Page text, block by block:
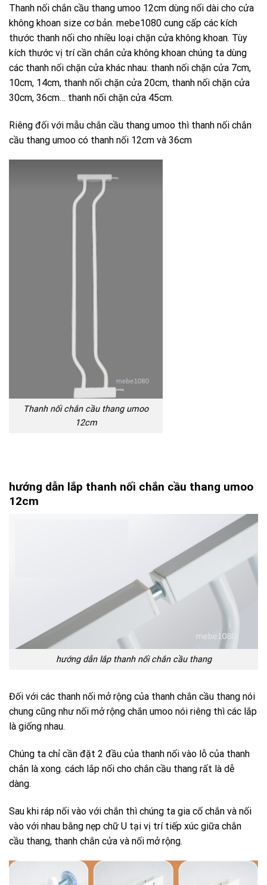
Thanh nối chắn cầu thang umoo 12cm dùng nối dài cho cửa
không khoan size cơ bản. mebe1080 cung cấp các kích
thước thanh nối cho nhiều loại chặn cửa không khoan. Tùy
kích thước vị trí cần chắn cửa không khoan chúng ta dùng
các thanh nối chặn cửa khác nhau: thanh nối chặn cửa 7cm,
10cm, 14cm, thanh nối chặn cửa 20cm, thanh nối chặn cửa
30cm, 36cm… thanh nối chặn cửa 45cm.
Riêng đối với mẫu chắn cầu thang umoo thì thanh nối chắn
cầu thang umoo có thanh nối 12cm và 36cm
Thanh nối chắn cầu thang umoo
12cm
hướng dẫn lắp thanh nối chắn cầu thang umoo
12cm
hướng dẫn lắp thanh nối chắn cầu thang
Đối với các thanh nối mở rộng của thanh chắn cầu thang nói
chung cũng như nối mở rộng chắn umoo nói riêng thì các lắp
là giống nhau.
Chúng ta chỉ cần đặt 2 đầu của thanh nối vào lỗ của thanh
chắn là xong. cách lắp nối cho chắn cầu thang rất là dễ
dàng.
Sau khi ráp nối vào với chắn thì chúng ta gia cố chắn và nối
vào với nhau bằng nẹp chữ U tại vị trí tiếp xúc giữa chắn
cầu thang, thanh chắn cửa và nối mở rộng.